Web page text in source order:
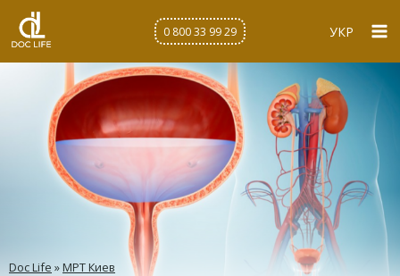
Перейти
содержимому
0 800 33 99 29 УКР
Doc Life » МРТ Киев